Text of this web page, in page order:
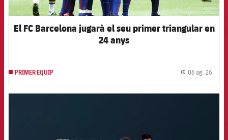
El FC Barcelona jugarà el seu primer triangular en
24 anys
PRIMER EQUIP 06 ag. 26